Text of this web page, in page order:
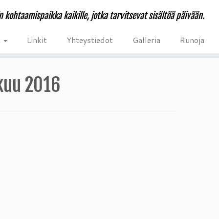
kohtaamispaikka kaikille, jotka tarvitsevat sisältöä päivään.
Linkit Yhteystiedot Galleria Runoja
2016